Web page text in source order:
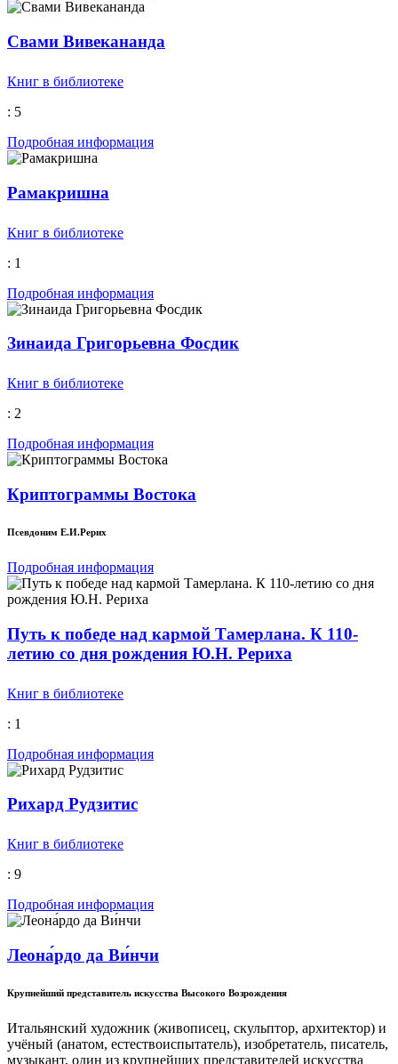
Свами Вивекананда
Книг в библиотеке
: 5
Подробная информация
Рамакришна
Книг в библиотеке
: 1
Подробная информация
Зинаида Григорьевна Фосдик
Книг в библиотеке
: 2
Подробная информация
Криптограммы Востока
Псевдоним Е.И.Рерих
Подробная информация
Путь к победе над кармой Тамерлана. К 110-
летию со дня рождения Ю.Н. Рериха
Книг в библиотеке
: 1
Подробная информация
Рихард Рудзитис
Книг в библиотеке
: 9
Подробная информация
Леона́рдо да Ви́нчи
Крупнейший представитель искусства Высокого Возрождения
Итальянский художник (живописец, скульптор, архитектор) и
учёный (анатом, естествоиспытатель), изобретатель, писатель,
музыкант, один из крупнейших представителей искусства